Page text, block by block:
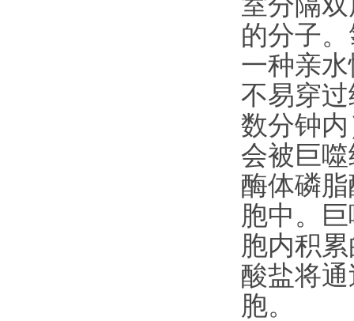
的分子
一种亲
不易穿
数分钟
会被巨
酶体磷
胞中。
胞内积
酸盐将
胞。